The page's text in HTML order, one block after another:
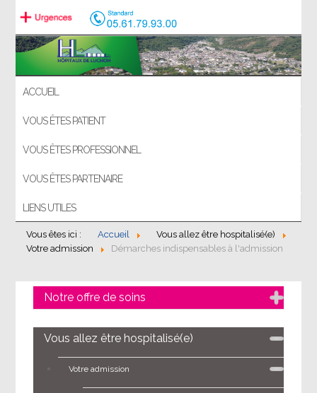
ACCUEIL
VOUS ÊTES PATIENT
VOUS ÊTES PROFESSIONNEL
VOUS ÊTES PARTENAIRE
LIENS UTILES
Vous êtes ici : Accueil
Vous allez être hospitalisé(e)
Votre admission
Démarches indispensables à l'admission
Notre offre de soins
Vous allez être hospitalisé(e)
Votre admission